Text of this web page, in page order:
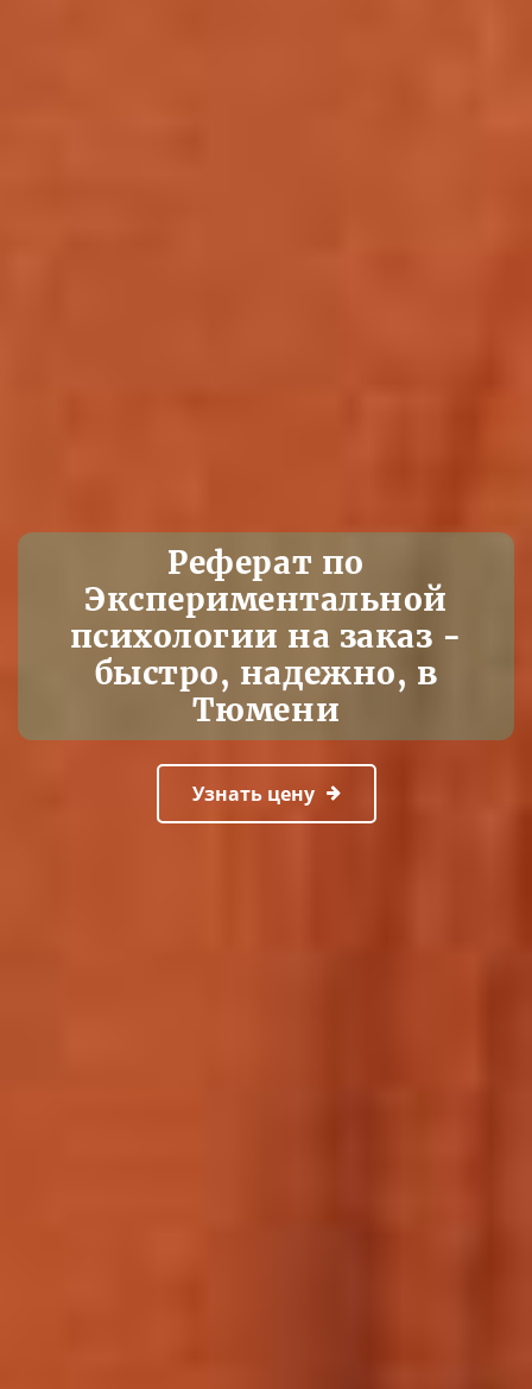
Реферат по
Экспериментальной
психологии на заказ -
быстро, надежно, в
Тюмени
Узнать цену